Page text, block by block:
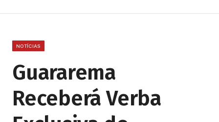
NOTÍCIAS
Guararema
Receberá Verba